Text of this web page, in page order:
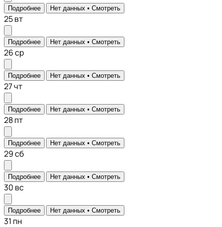
Подробнее Нет данных • Смотреть
25вт
Подробнее Нет данных • Смотреть
26ср
Подробнее Нет данных • Смотреть
27чт
Подробнее Нет данных • Смотреть
28пт
Подробнее Нет данных • Смотреть
29сб
Подробнее Нет данных • Смотреть
30 вс
Подробнее Нет данных • Смотреть
31 пн